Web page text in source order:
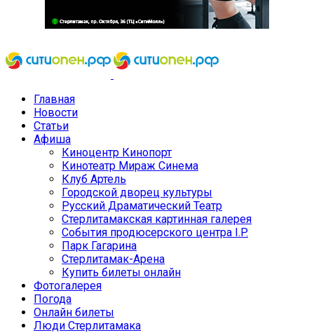
Главная
Новости
Статьи
Афиша
Киноцентр Кинопорт
Кинотеатр Мираж Синема
Клуб Артель
Городской дворец культуры
Русский Драматический Театр
Стерлитамакская картинная галерея
События продюсерского центра I.P.
Парк Гагарина
Стерлитамак-Арена
Купить билеты онлайн
Фотогалерея
Погода
Онлайн билеты
Люди Стерлитамака